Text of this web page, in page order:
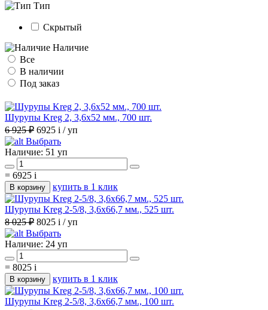
Тип
Скрытый
Наличие
Все
В наличии
Под заказ
Шурупы Kreg 2, 3,6х52 мм., 700 шт.
6 925 ₽ 6925 i / уп
Выбрать
Наличие: 51 уп
= 6925 i
В корзину купить в 1 клик
Шурупы Kreg 2-5/8, 3,6х66,7 мм., 525 шт.
8 025 ₽ 8025 i / уп
Выбрать
Наличие: 24 уп
= 8025 i
В корзину купить в 1 клик
Шурупы Kreg 2-5/8, 3,6х66,7 мм., 100 шт.